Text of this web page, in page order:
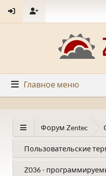
Главное меню
Форум Zentec
Пользовательские
Z036 -